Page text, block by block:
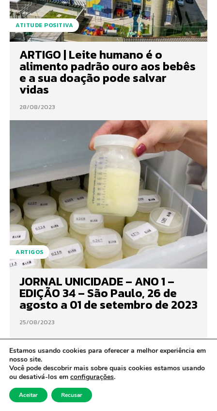
ATITUDE POSITIVA
ARTIGO | Leite humano é o
alimento padrão ouro aos bebês
e a sua doação pode salvar
vidas
28/08/2023
ARTIGOS
JORNAL UNICIDADE – ANO 1 –
EDIÇÃO 34 – São Paulo, 26 de
agosto a 01 de setembro de 2023
25/08/2023
Estamos usando cookies para oferecer a melhor experiência em
nosso site.
Você pode descobrir mais sobre quais cookies estamos usando
ou desativá-los em configurações.
Aceitar Recusar